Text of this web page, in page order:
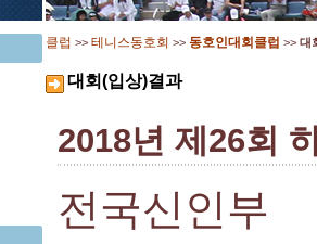
클럽 >> 테니스동호회 >> 동호인대회클럽 >> 대
대회(입상)결과
2018년 제26회
전국신인부